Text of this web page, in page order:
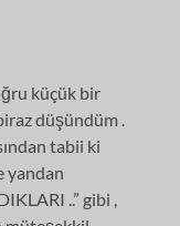
küçük bir
düşündüm .
tabii ki
yandan
..” gibi ,